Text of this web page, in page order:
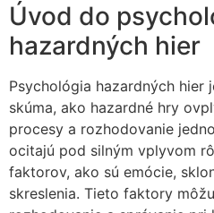
Úvod do
hazardných hier
Psychológia hazardných hier
skúma, ako hazardné hry
procesy a rozhodovanie
ocitajú pod silným vplyvom
faktorov, ako sú emócie,
skreslenia. Tieto faktory